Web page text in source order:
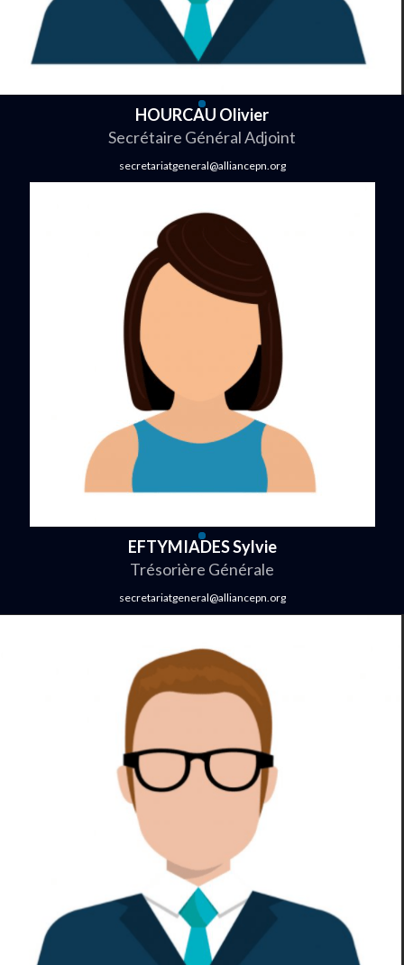
HOURCAU Olivier
Secrétaire Général Adjoint
secretariatgeneral@alliancepn.org
EFTYMIADES Sylvie
Trésorière Générale
secretariatgeneral@alliancepn.org